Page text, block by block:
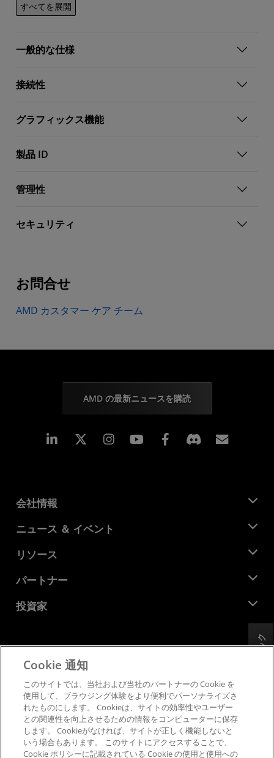
すべてを展開
一般的な仕様
接続性
グラフィックス機能
製品 ID
管理性
セキュリティ
お問合せ
AMD カスタマー ケア チーム
フィードバック
AMD の最新ニュースを購読
Linkedin Instagram Facebook
会社情報
AMD について
企業責任
キャリア
お問い合わせ
ニュース ＆ イベント
ニュースルーム
メディア ライブラリ
リソース
デベロッパー セントラル
ケース スタディ
パートナー
AMD パートナー ハブ
投資家
財務情報
取締役会
SEC 提出書類
プライバシー
商標
サプライ チェーンの透明性
公正でオープンな競争
英国税務戦略
Cookie ポリシー
Cookie 通知
このサイトでは、当社および当社のパートナーの Cookie を
使用して、ブラウジング体験をより便利でパーソナライズさ
れたものにします。 Cookieは、サイトの効率性やユーザー
との関連性を向上させるための情報をコンピューターに保存
します。 Cookieがなければ、サイトが正しく機能しないと
いう場合もあります。 このサイトにアクセスすることで、
Cookie ポリシーに記載されている Cookie の使用と使用への